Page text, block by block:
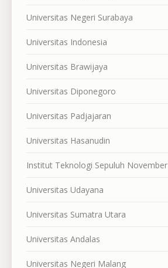
Universitas Negeri Surabaya
Universitas Indonesia
Universitas Brawijaya
Universitas Diponegoro
Universitas Padjajaran
Universitas Hasanudin
Institut Teknologi Sepuluh November
Universitas Udayana
Universitas Sumatra Utara
Universitas Andalas
Universitas Negeri Malang